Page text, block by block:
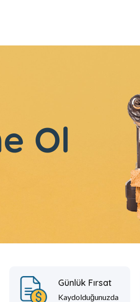
Ol
Günlük Fırsat
Kaydolduğunuzda